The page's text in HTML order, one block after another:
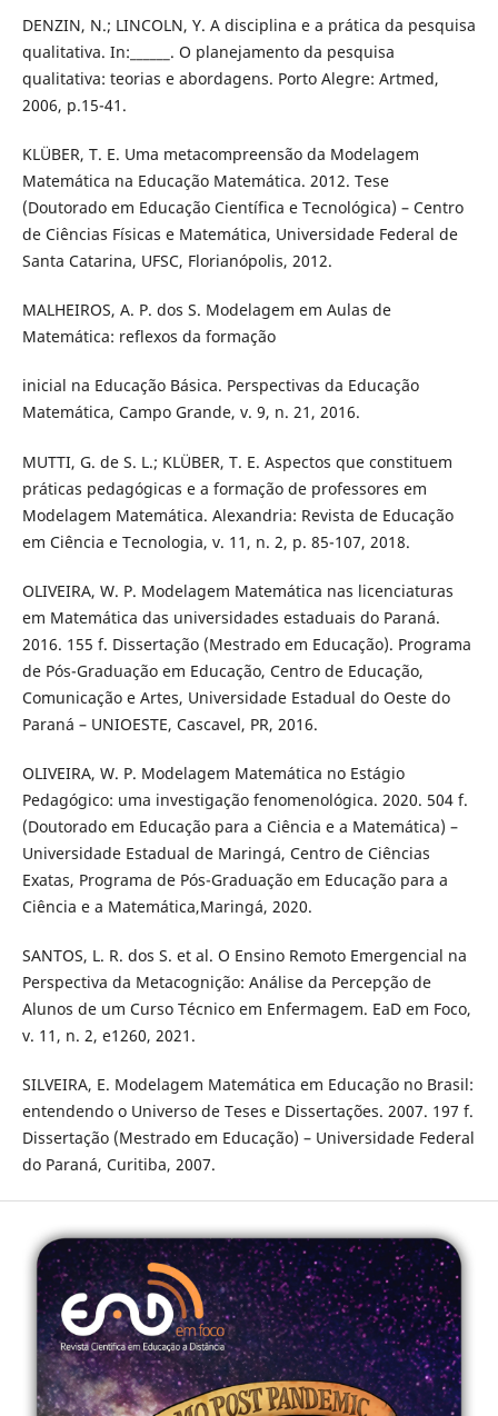
DENZIN, N.; LINCOLN, Y. A disciplina e a prática da pesquisa
qualitativa. In:______. O planejamento da pesquisa
qualitativa: teorias e abordagens. Porto Alegre: Artmed,
2006, p.15-41.
KLÜBER, T. E. Uma metacompreensão da Modelagem
Matemática na Educação Matemática. 2012. Tese
(Doutorado em Educação Cientí­fica e Tecnológica) – Centro
de Ciências Fí­sicas e Matemática, Universidade Federal de
Santa Catarina, UFSC, Florianópolis, 2012.
MALHEIROS, A. P. dos S. Modelagem em Aulas de
Matemática: reflexos da formação
inicial na Educação Básica. Perspectivas da Educação
Matemática, Campo Grande, v. 9, n. 21, 2016.
MUTTI, G. de S. L.; KLÜBER, T. E. Aspectos que constituem
práticas pedagógicas e a formação de professores em
Modelagem Matemática. Alexandria: Revista de Educação
em Ciência e Tecnologia, v. 11, n. 2, p. 85-107, 2018.
OLIVEIRA, W. P. Modelagem Matemática nas licenciaturas
em Matemática das universidades estaduais do Paraná.
2016. 155 f. Dissertação (Mestrado em Educação). Programa
de Pós-Graduação em Educação, Centro de Educação,
Comunicação e Artes, Universidade Estadual do Oeste do
Paraná – UNIOESTE, Cascavel, PR, 2016.
OLIVEIRA, W. P. Modelagem Matemática no Estágio
Pedagógico: uma investigação fenomenológica. 2020. 504 f.
(Doutorado em Educação para a Ciência e a Matemática) –
Universidade Estadual de Maringá, Centro de Ciências
Exatas, Programa de Pós-Graduação em Educação para a
Ciência e a Matemática,Maringá, 2020.
SANTOS, L. R. dos S. et al. O Ensino Remoto Emergencial na
Perspectiva da Metacognição: Análise da Percepção de
Alunos de um Curso Técnico em Enfermagem. EaD em Foco,
v. 11, n. 2, e1260, 2021.
SILVEIRA, E. Modelagem Matemática em Educação no Brasil:
entendendo o Universo de Teses e Dissertações. 2007. 197 f.
Dissertação (Mestrado em Educação) – Universidade Federal
do Paraná, Curitiba, 2007.